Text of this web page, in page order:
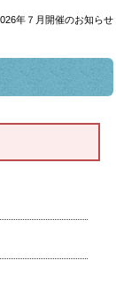
年７月開催のお知らせ